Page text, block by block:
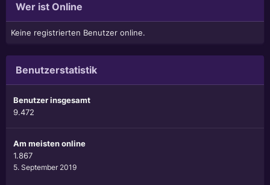
Wer ist Online
Keine registrierten Benutzer online.
Benutzerstatistik
Benutzer insgesamt
9.472
Am meisten online
1.867
5. September 2019